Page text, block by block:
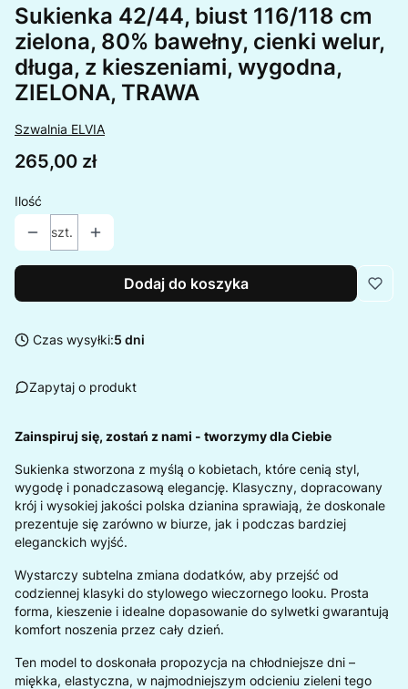
Sukienka 42/44, biust 116/118 cm
zielona, 80% bawełny, cienki welur,
długa, z kieszeniami, wygodna,
ZIELONA, TRAWA
Szwalnia ELVIA
Cena
265,00 zł
Ilość
szt.
Dodaj do koszyka
Czas wysyłki:5 dni
Zapytaj o produkt
Zainspiruj się, zostań z nami - tworzymy dla Ciebie
Sukienka stworzona z myślą o kobietach, które cenią styl,
wygodę i ponadczasową elegancję. Klasyczny, dopracowany
krój i wysokiej jakości polska dzianina sprawiają, że doskonale
prezentuje się zarówno w biurze, jak i podczas bardziej
eleganckich wyjść.
Wystarczy subtelna zmiana dodatków, aby przejść od
codziennej klasyki do stylowego wieczornego looku. Prosta
forma, kieszenie i idealne dopasowanie do sylwetki gwarantują
komfort noszenia przez cały dzień.
Ten model to doskonała propozycja na chłodniejsze dni –
miękka, elastyczna, w najmodniejszym odcieniu zieleni tego